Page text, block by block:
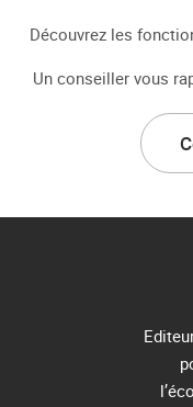
Découvrez les
Un conseiller vous